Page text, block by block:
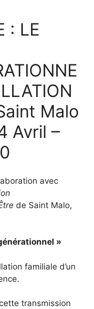
: LE
Malo
Avril –
avec
de Saint Malo,
»
familiale d’un
transmission